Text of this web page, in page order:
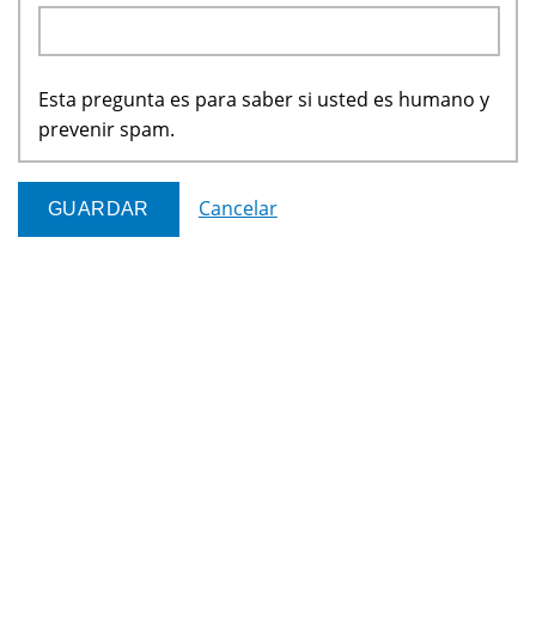
Esta pregunta es para saber si usted es humano y
prevenir spam.
Cancelar